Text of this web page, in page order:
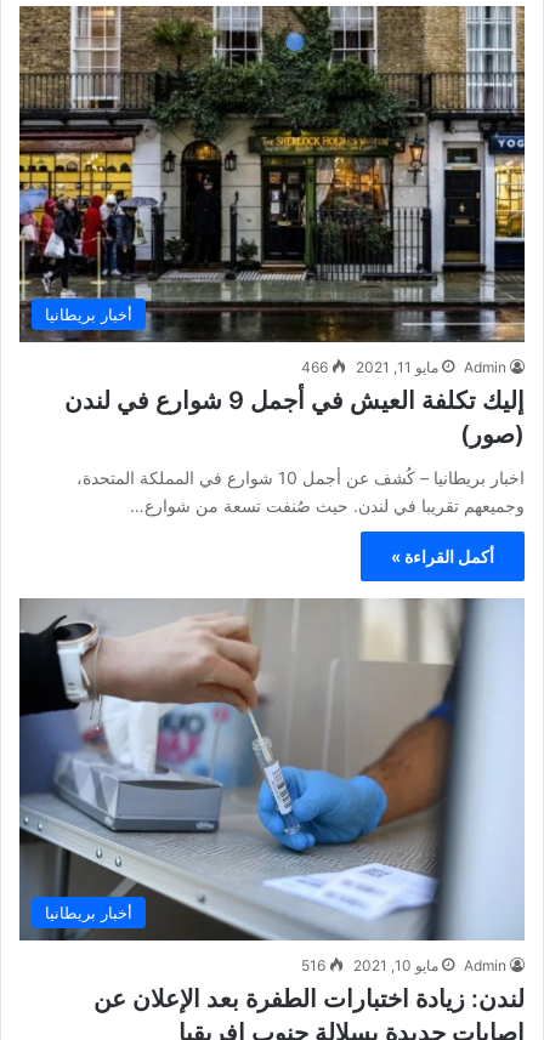
أخبار بريطانيا
Admin مايو 11, 2021 466
إليك تكلفة العيش في أجمل 9 شوارع في لندن
(صور)
اخبار بريطانيا – كُشف عن أجمل 10 شوارع في المملكة المتحدة،
وجميعهم تقريبا في لندن. حيث صُنفت تسعة من شوارع…
أكمل القراءة »
أخبار بريطانيا
Admin مايو 10, 2021 516
لندن: زيادة اختبارات الطفرة بعد الإعلان عن
إصابات جديدة بسلالة جنوب إفريقيا